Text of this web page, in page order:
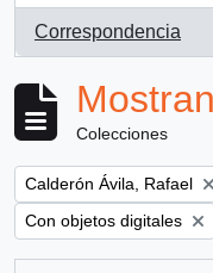
Correspondencia
, 1 resultados
Colecciones
Remove filter:
Calderón Ávila, Rafael
Remove filter:
Con objetos digitales